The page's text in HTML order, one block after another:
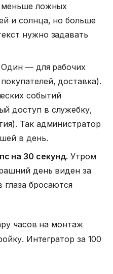
меньше ложных
и солнца, но больше
нужно задавать
Один — для рабочих
доставка).
событий
доступ в служебку,
Так администратор
в день.
на 30 секунд. Утром
день виден за
глаза бросаются
часов на монтаж
Интегратор за 100